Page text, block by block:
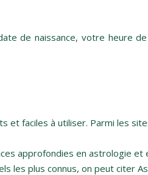
de naissance, votre heure
et faciles à utiliser. Parmi les
approfondies en astrologie
les plus connus, on peut citer